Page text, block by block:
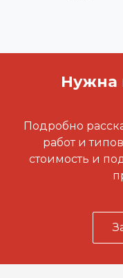
Нужна
Подробно
работ и
стоимость и